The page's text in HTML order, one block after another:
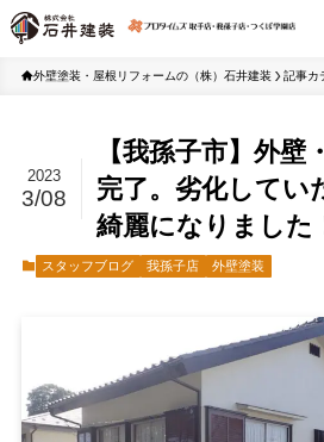
外壁塗装・屋根リフォームの（株）石井建装 記事カ
【我孫子市】外壁
完了。劣化してい
綺麗になりました
2023
3/08
スタッフブログ 我孫子店 外壁塗装